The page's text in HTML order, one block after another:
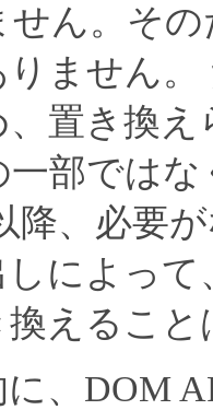
ん。そ
ません。
置き換
部では
降、必要
によっ
換えるこ
、DOM